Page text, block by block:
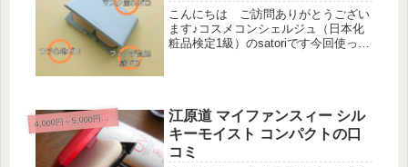
こんにちは ご訪問ありがとうござい
ます♪コスメコンシェルジュ（日本化
粧品検定1級）のsatoriです今回使って
4
,000円～5,000円未満
江原道 マイファンスィー シル
キーモイスト コンパクトの口
コミ